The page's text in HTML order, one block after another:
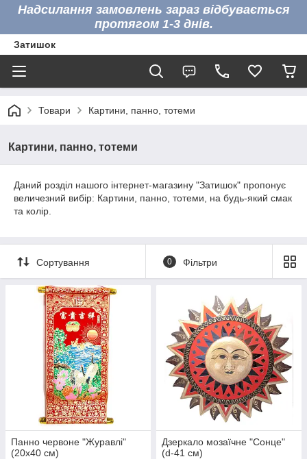
Надсилання замовлень зараз відбувається
протягом 1-3 днів.
Затишок
Товари Картини, панно, тотеми
Картини, панно, тотеми
Даний розділ нашого інтернет-магазину "Затишок" пропонує
величезний вибір: Картини, панно, тотеми, на будь-який смак
та колір.
Сортування 0 Фільтри
Панно червоне "Журавлі"
(20х40 см)
Дзеркало мозаїчне "Сонце"
(d-41 cм)